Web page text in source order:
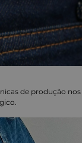
de produção